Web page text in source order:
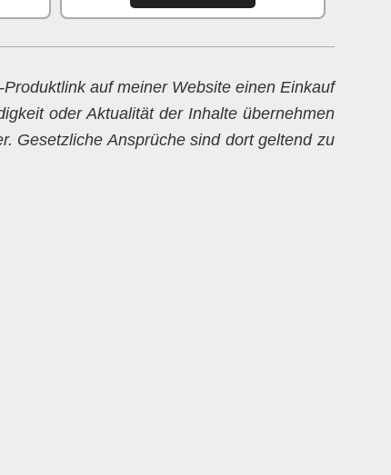
auf meiner Website einen Einkauf
oder Aktualität der Inhalte übernehmen
Gesetzliche Ansprüche sind dort geltend zu